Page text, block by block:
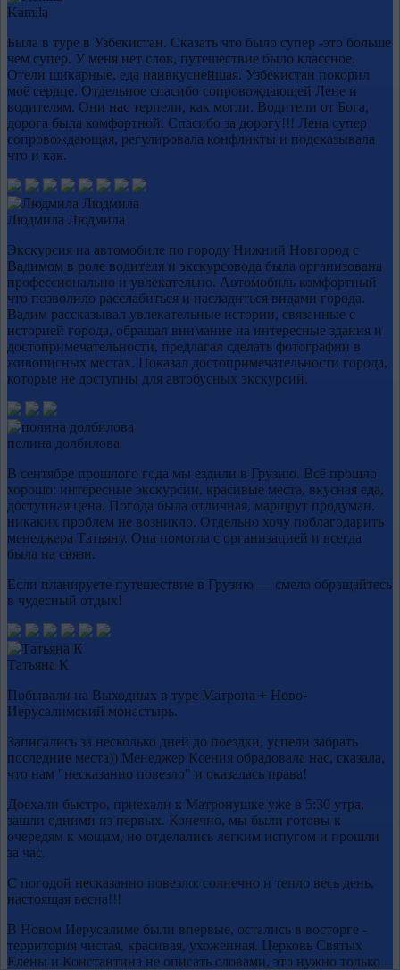
Kamila
Была в туре в Узбекистан. Сказать что было супер -это больше
чем супер. У меня нет слов, путешествие было классное.
Отели шикарные, еда наивкуснейшая. Узбекистан покорил
моё сердце. Отдельное спасибо сопровождающей Лене и
водителям. Они нас терпели, как могли. Водители от Бога,
дорога была комфортной. Спасибо за дорогу!!! Лена супер
сопровождающая, регулировала конфликты и подсказывала
что и как.
Людмила Людмила
Экскурсия на автомобиле по городу Нижний Новгород с
Вадимом в роле водителя и экскурсовода была организована
профессионально и увлекательно. Автомобиль комфортный
что позволило расслабиться и насладиться видами города.
Вадим рассказывал увлекательные истории, связанные с
историей города, обращал внимание на интересные здания и
достопримечательности, предлагал сделать фотографии в
живописных местах. Показал достопримечательности города,
которые не доступны для автобусных экскурсий.
полина долбилова
В сентябре прошлого года мы ездили в Грузию. Всё прошло
хорошо: интересные экскурсии, красивые места, вкусная еда,
доступная цена. Погода была отличная, маршрут продуман,
никаких проблем не возникло. Отдельно хочу поблагодарить
менеджера Татьяну. Она помогла с организацией и всегда
была на связи.
Если планируете путешествие в Грузию — смело обращайтесь
в чудесный отдых!
Татьяна К
Побывали на Выходных в туре Матрона + Ново-
Иерусалимский монастырь.
Записались за несколько дней до поездки, успели забрать
последние места)) Менеджер Ксения обрадовала нас, сказала,
что нам "несказанно повезло" и оказалась права!
Доехали быстро, приехали к Матронушке уже в 5:30 утра,
зашли одними из первых. Конечно, мы были готовы к
очередям к мощам, но отделались легким испугом и прошли
за час.
С погодой несказанно повезло: солнечно и тепло весь день,
настоящая весна!!!
В Новом Иерусалиме были впервые, остались в восторге -
территория чистая, красивая, ухоженная. Церковь Святых
Елены и Константина не описать словами, это нужно только